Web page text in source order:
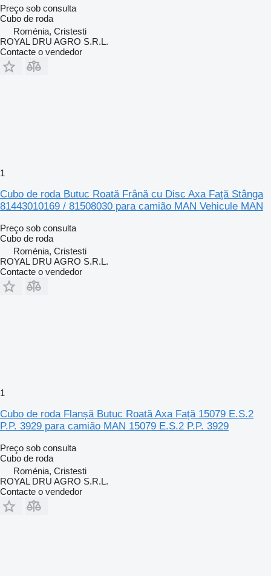
Preço sob consulta
Cubo de roda
Roménia, Cristesti
ROYAL DRU AGRO S.R.L.
Contacte o vendedor
1
Cubo de roda Butuc Roată Frână cu Disc Axa Față Stânga
81443010169 / 81508030 para camião MAN Vehicule MAN
Preço sob consulta
Cubo de roda
Roménia, Cristesti
ROYAL DRU AGRO S.R.L.
Contacte o vendedor
1
Cubo de roda Flanșă Butuc Roată Axa Față 15079 E.S.2
P.P. 3929 para camião MAN 15079 E.S.2 P.P. 3929
Preço sob consulta
Cubo de roda
Roménia, Cristesti
ROYAL DRU AGRO S.R.L.
Contacte o vendedor